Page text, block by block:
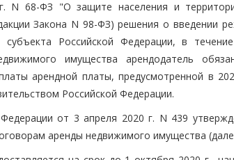
N 68-ФЗ "О защите населения и
Закона N 98-ФЗ) решения о введении
субъекта Российской Федерации, в
имущества арендодатель
арендной платы, предусмотренной в
Российской Федерации.
от 3 апреля 2020 г. N 439
аренды недвижимого имущества